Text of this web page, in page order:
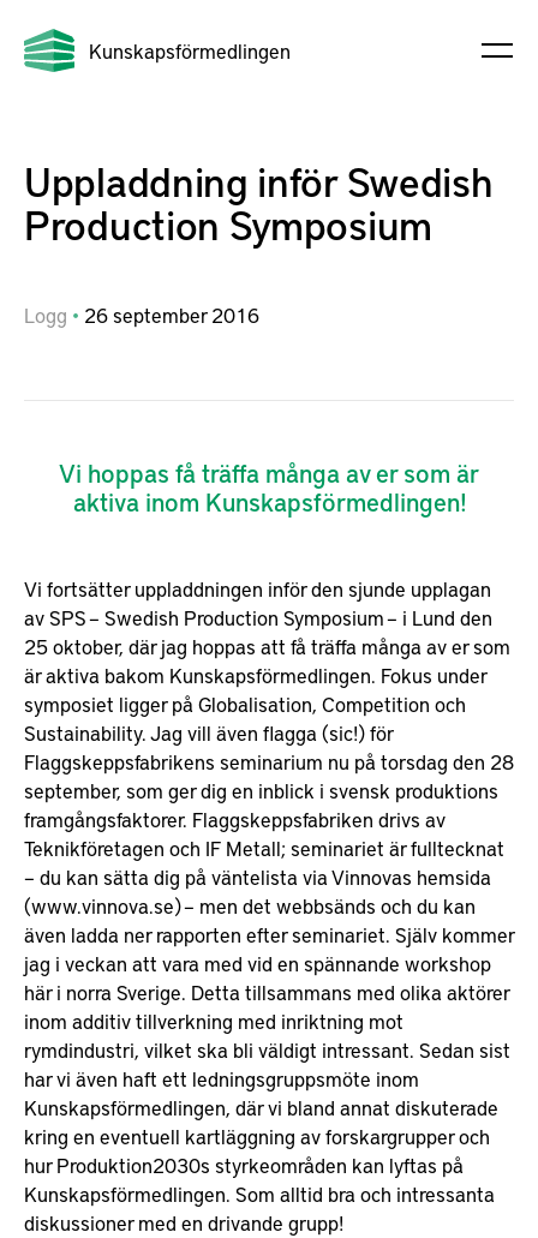
Kunskapsförmedlingen
Uppladdning inför Swedish
Production Symposium
Logg 26september 2016
Vi hoppas få träffa många av er som är
aktiva inom Kunskapsförmedlingen!
Vi fortsätter uppladdningen inför den sjunde upplagan
av SPS – Swedish Production Symposium – i Lund den
25 oktober, där jag hoppas att få träffa många av er som
är aktiva bakom Kunskapsförmedlingen. Fokus under
symposiet ligger på Globalisation, Competition och
Sustainability. Jag vill även flagga (sic!) för
Flaggskeppsfabrikens seminarium nu på torsdag den 28
september, som ger dig en inblick i svensk produktions
framgångsfaktorer. Flaggskeppsfabriken drivs av
Teknikföretagen och IF Metall; seminariet är fulltecknat
– du kan sätta dig på väntelista via Vinnovas hemsida
(www.vinnova.se) – men det webbsänds och du kan
även ladda ner rapporten efter seminariet. Själv kommer
jag i veckan att vara med vid en spännande workshop
här i norra Sverige. Detta tillsammans med olika aktörer
inom additiv tillverkning med inriktning mot
rymdindustri, vilket ska bli väldigt intressant. Sedan sist
har vi även haft ett ledningsgruppsmöte inom
Kunskapsförmedlingen, där vi bland annat diskuterade
kring en eventuell kartläggning av forskargrupper och
hur Produktion2030s styrkeområden kan lyftas på
Kunskapsförmedlingen. Som alltid bra och intressanta
diskussioner med en drivande grupp!